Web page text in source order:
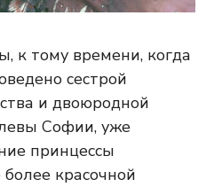
к тому времени, когда
сестрой
и двоюродной
Софии, уже
принцессы
красочной